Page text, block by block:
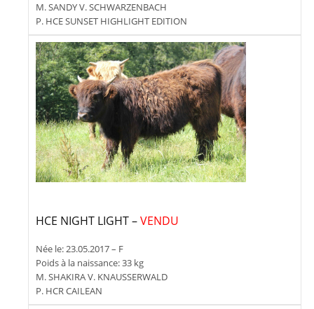
M. SANDY V. SCHWARZENBACH
P. HCE SUNSET HIGHLIGHT EDITION
HCE NIGHT LIGHT –VENDU
Née le: 23.05.2017 – F
Poids à la naissance: 33 kg
M. SHAKIRA V. KNAUSSERWALD
P. HCR CAILEAN